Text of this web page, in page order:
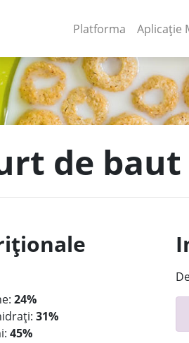
Platforma (current)
Aplicație
de baut
24%
31%
45%